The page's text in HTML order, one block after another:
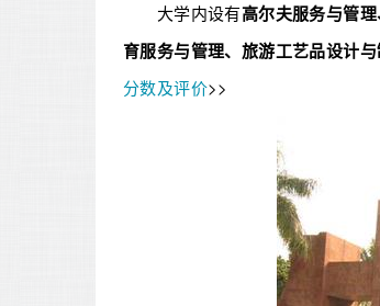
大学内设有高尔夫服务与管
育服务与管理、旅游工艺品设计
分数及评价>>